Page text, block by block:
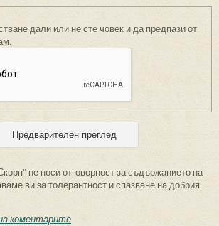
дали или не сте човек и да предпази от
не носи отговорност за съдържанието на
ви за толерантност и спазване на добрия
коментарите